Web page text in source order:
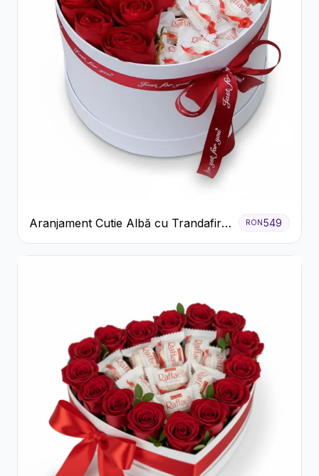
Aranjament Cutie Albă cu Trandafiri
Roșii și Raffaello
RON 549